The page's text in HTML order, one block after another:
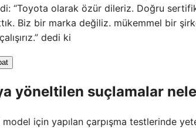
“Toyota olarak özür dileriz. Doğru
Biz bir marka değiliz. mükemmel bir
dedi ki
yöneltilen suçlamalar
için yapılan çarpışma testlerinde